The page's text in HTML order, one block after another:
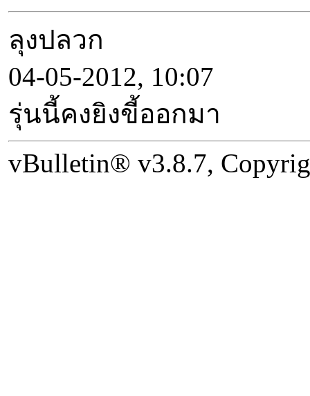
ลุงปลวก
04-05-2012, 10:07
รุ่นนี้คงยิงขี้ออกมา
vBulletin® v3.8.7,